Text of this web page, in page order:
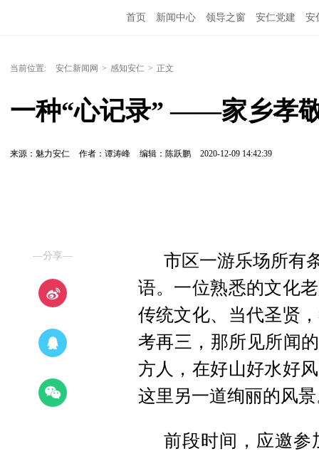
首页 新闻中心 领导之窗 安仁党建 安
当前位置: 安仁新闻网 > 感知安仁 > 正文
一种“心记录” ——家乡孝
来源：魅力安仁 作者：谭涛峰 编辑：陈跃鹏 2020-12-09 14:42:39
—分享—
市区一游乐场所有
语。一位熟悉的文化
传统文化、当代圣贤
考再三，那所见所闻
方人，在好山好水好
这里另一道绚丽的风
前段时间，应邀参